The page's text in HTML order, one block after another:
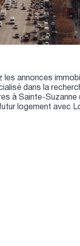
annonces
dans la
à Sainte-
logement avec